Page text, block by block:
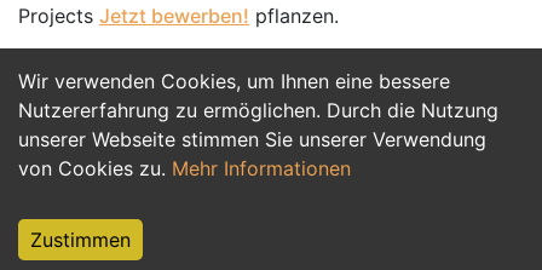
Wir verwenden Cookies, um Ihnen eine bessere
Nutzererfahrung zu ermöglichen. Durch die Nutzung
unserer Webseite stimmen Sie unserer Verwendung
von Cookies zu. Mehr Informationen
Zustimmen
Projects Jetzt bewerben! pflanzen.
Jetzt Bewerben